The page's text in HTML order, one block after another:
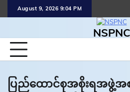
August 9, 2026 9:04 PM
NSPNC
ပြည်ထောင်စုအစိုးရအဖွဲ့အ